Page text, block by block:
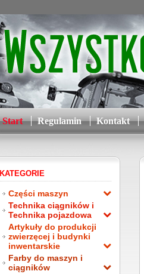
Start Regulamin Kontakt
KATEGORIE
Części maszyn
Technika ciągników i
Technika pojazdowa
Artykuły do produkcji
zwierzęcej i budynki
inwentarskie
Farby do maszyn i
ciągników